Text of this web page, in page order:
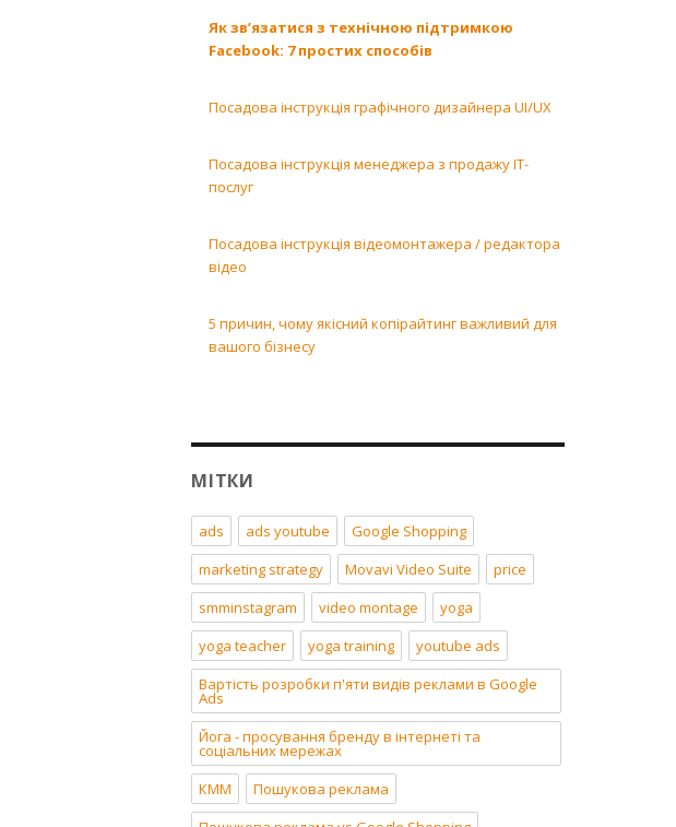
Як зв’язатися з технічною підтримкою
Facebook: 7 простих способів
Посадова інструкція графічного дизайнера UI/UX
Посадова інструкція менеджера з продажу ІТ-
послуг
Посадова інструкція відеомонтажера / редактора
відео
5 причин, чому якісний копірайтинг важливий для
вашого бізнесу
МІТКИ
ads ads youtube
Google Shopping
marketing strategy
Movavi Video Suite
price
smminstagram
video montage
yoga
yoga teacher
yoga training
youtube ads
Вартість розробки п'яти видів реклами в Google
Ads
Йога - просування бренду в інтернеті та
соціальних мережах
КММ
Пошукова реклама